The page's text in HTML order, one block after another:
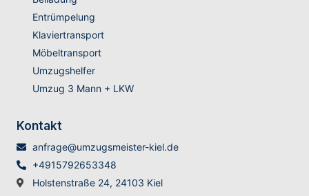
Entrümpelung
Klaviertransport
Möbeltransport
Umzugshelfer
Umzug 3 Mann + LKW
Kontakt
anfrage@umzugsmeister-kiel.de
+4915792653348
Holstenstraße 24, 24103 Kiel